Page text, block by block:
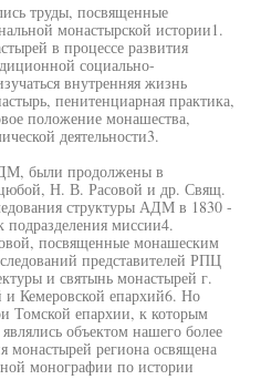
труды, посвященные
монастырской истории1.
в процессе развития
социально-
внутренняя жизнь
пенитенциарная практика,
положение монашества,
деятельности3.
были продолжены в
Н. В. Расовой и др. Свящ.
структуры АДМ в 1830 -
подразделения миссии4.
посвященные монашеским
представителей РПЦ
и святынь монастырей г.
Кемеровской епархий6. Но
Томской епархии, к которым
объектом нашего более
монастырей региона освящена
монографии по истории